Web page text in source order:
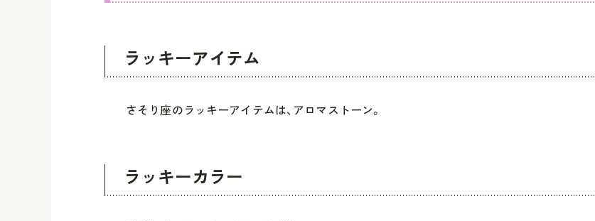
ラッキーアイテム
さそり座のラッキーアイテムは、アロマストーン。
ラッキーカラー